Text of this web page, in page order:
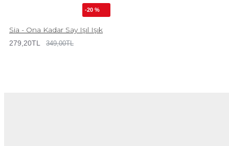
-20 %
Sia - Ona Kadar Say Işıl Işık
279,20TL 349,00TL